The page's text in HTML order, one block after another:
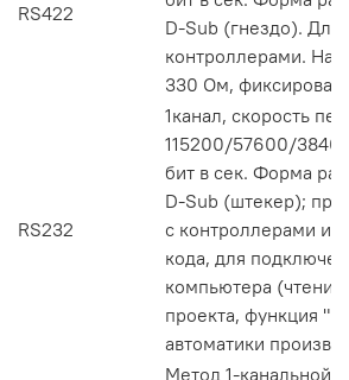
RS422
D-Sub (гнездо). Для
контроллерами.
330 Ом,
RS232
1канал, скорость
115200/57600/
бит в сек. Форма
D-Sub (штекер);
с контроллерами и
кода, для
компьютера
проекта, функция
автоматики
Метод 1-канальной